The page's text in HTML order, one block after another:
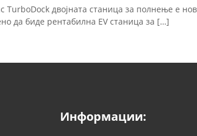
TurboDock двојната станица за полнење е
да биде рентабилна EV станица за […]
Информации: